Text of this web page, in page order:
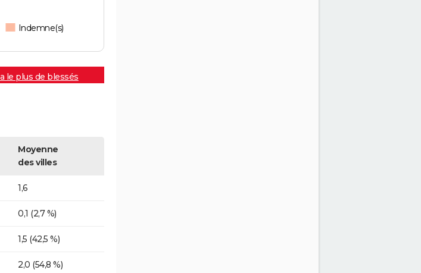
Indemne(s)
le plus de blessés
Moyenne
des villes
1,6
0,1 (2,7 %)
1,5 (42,5 %)
2,0 (54,8 %)